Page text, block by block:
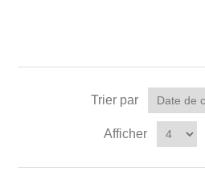
Trier par
Afficher